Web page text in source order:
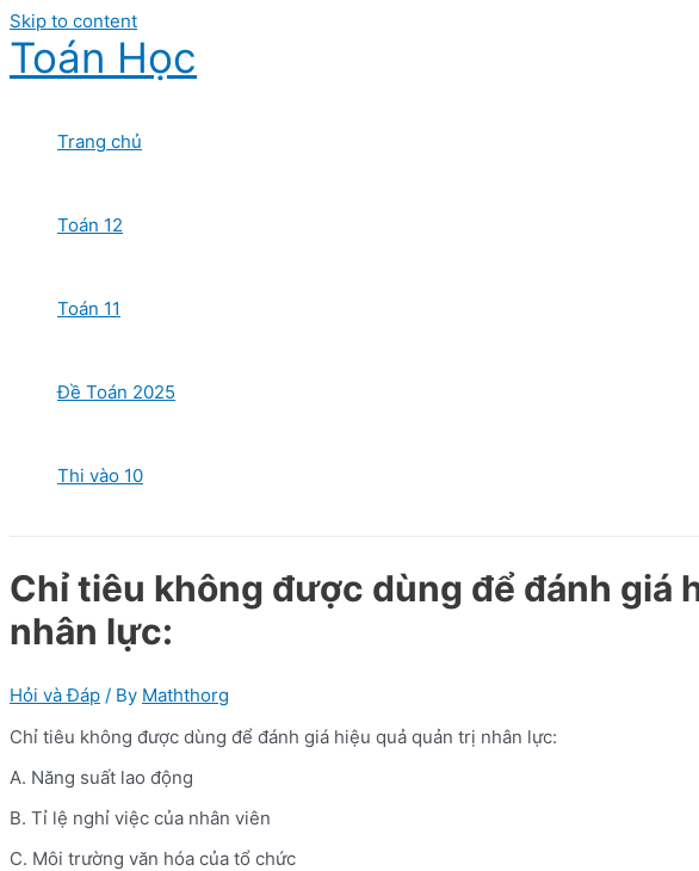
Skip to content
Toán Học
Trang chủ
Toán 12
Toán 11
Đề Toán 2025
Thi vào 10
Chỉ tiêu không được dùng để đánh giá
nhân lực:
Hỏi và Đáp / By Maththorg
Chỉ tiêu không được dùng để đánh giá hiệu quả quản trị nhân lực:
A. Năng suất lao động
B. Tỉ lệ nghỉ việc của nhân viên
C. Môi trường văn hóa của tổ chức